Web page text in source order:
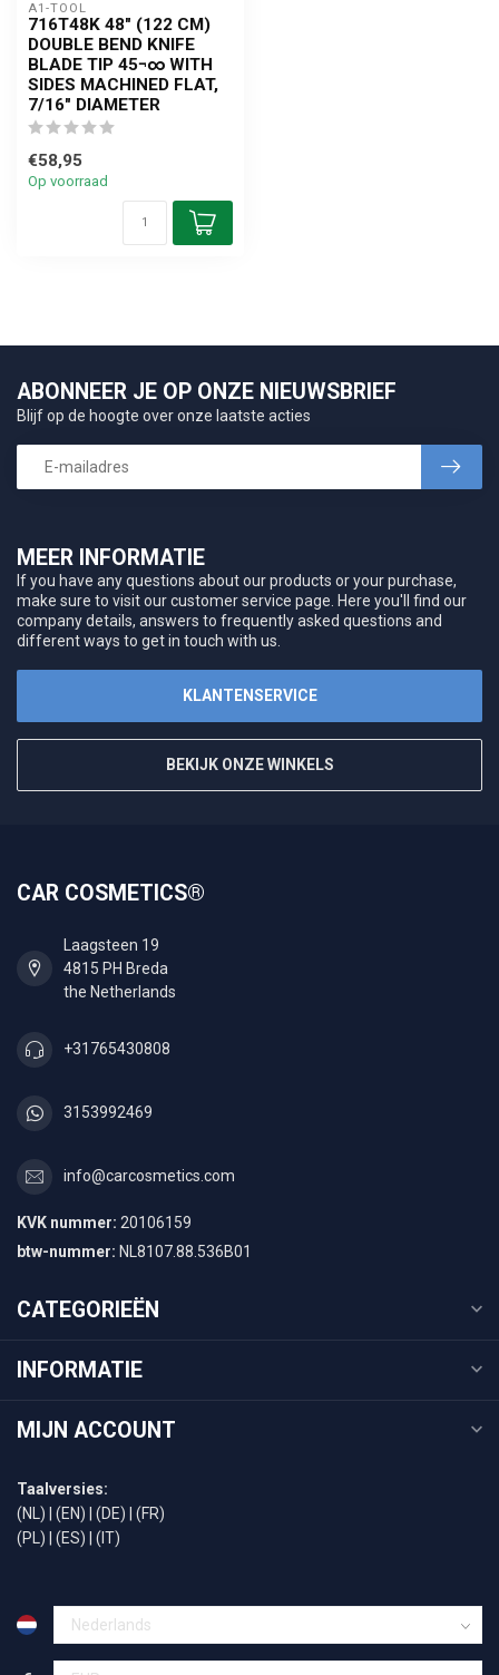
A1-TOOL
716T48K 48" (122 CM)
DOUBLE BEND KNIFE
BLADE TIP 45¬∞ WITH
SIDES MACHINED FLAT,
7/16" DIAMETER
€58,95
Op voorraad
MEER INFORMATIE
If you have any questions about our products or your purchase,
make sure to visit our customer service page. Here you'll find our
company details, answers to frequently asked questions and
different ways to get in touch with us.
KLANTENSERVICE
BEKIJK ONZE WINKELS
ABONNEER JE OP ONZE NIEUWSBRIEF
Blijf op de hoogte over onze laatste acties
CAR COSMETICS®
Laagsteen 19
4815 PH Breda
the Netherlands
+31765430808
3153992469
info@carcosmetics.com
KVK nummer: 20106159
btw-nummer: NL8107.88.536B01
CATEGORIEËN
INFORMATIE
MIJN ACCOUNT
Taalversies:
(NL)
(EN) (DE)
(FR)
(PL)
(ES) (IT)